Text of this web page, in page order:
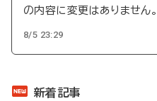
の内容に変更はありません。
8/5 23:29
新着記事